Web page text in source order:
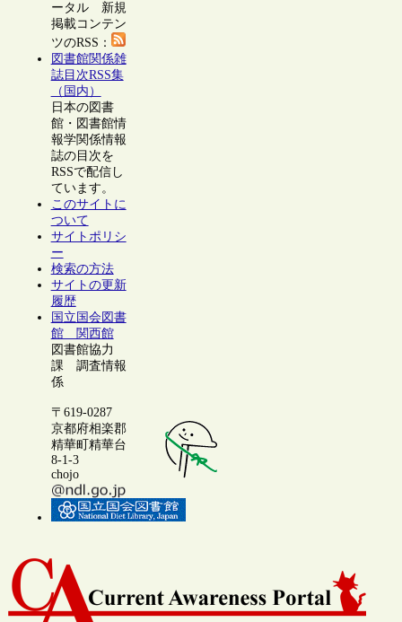
ータル 新規
掲載コンテン
ツのRSS：
図書館関係雑
誌目次RSS集
（国内）
日本の図書
館・図書館情
報学関係情報
誌の目次を
RSSで配信し
ています。
このサイトに
ついて
サイトポリシ
ー
検索の方法
サイトの更新
履歴
国立国会図書
館 関西館
図書館協力
課 調査情報
係
〒619-0287
京都府相楽郡
精華町精華台
8-1-3
chojo